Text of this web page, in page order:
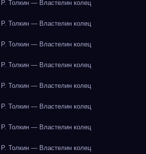
Толкин — Властелин колец
Толкин — Властелин колец
Толкин — Властелин колец
Толкин — Властелин колец
Толкин — Властелин колец
Толкин — Властелин колец
Толкин — Властелин колец
Толкин — Властелин колец